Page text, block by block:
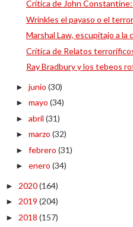
Crítica de John
Wrinkles el payaso o el
Marshal Law, escupitajo a la
Crítica de Relatos
Ray Bradbury y los tebeos
► junio (30)
► mayo (34)
► abril (31)
► marzo (32)
► febrero (31)
► enero (34)
► 2020(164)
► 2019 (204)
► 2018 (157)